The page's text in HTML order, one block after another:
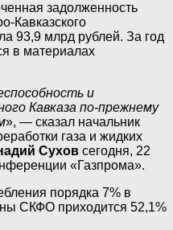
задолженность
Кавказского
93,9 млрд рублей. За год
в материалах
и
Кавказа по-прежнему
», — сказал начальник
газа и жидких
Сухов сегодня, 22
«Газпрома».
порядка 7% в
СКФО приходится 52,1%